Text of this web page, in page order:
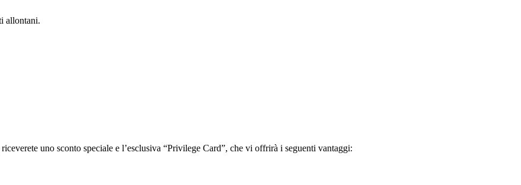
allontani.
uno sconto speciale e l’esclusiva “Privilege Card”, che vi offrirà i seguenti vantaggi: